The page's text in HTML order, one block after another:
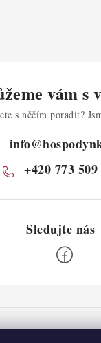
vám s
s něčím poradit?
info@
+420 773